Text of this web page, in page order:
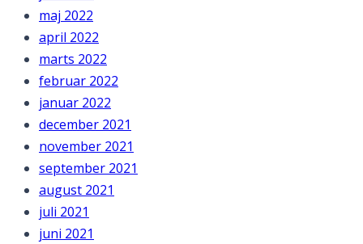
maj 2022
april 2022
marts 2022
februar 2022
januar 2022
december 2021
november 2021
september 2021
august 2021
juli 2021
juni 2021